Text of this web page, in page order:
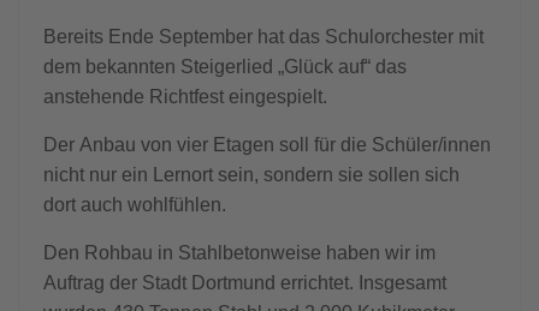
Bereits Ende September hat das Schulorchester mit
dem bekannten Steigerlied „Glück auf“ das
anstehende Richtfest eingespielt.
Der Anbau von vier Etagen soll für die Schüler/innen
nicht nur ein Lernort sein, sondern sie sollen sich
dort auch wohlfühlen.
Den Rohbau in Stahlbetonweise haben wir im
Auftrag der Stadt Dortmund errichtet. Insgesamt